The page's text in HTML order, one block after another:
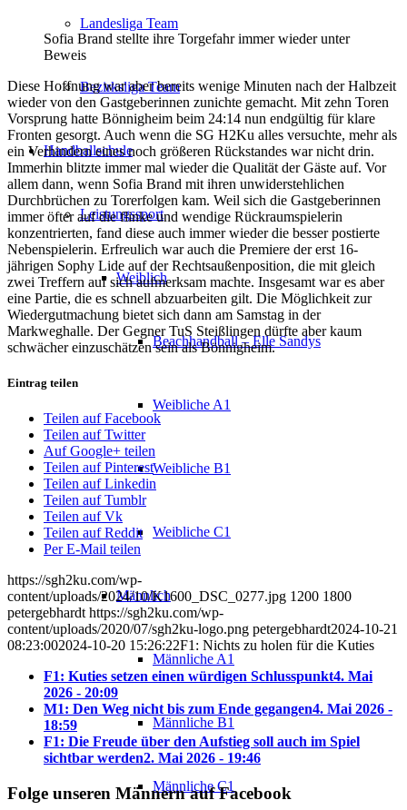
Landesliga Team
Bezirksliga Team
Handballschule
Leistungssport
Weiblich
Beachhandball – Elle Sandys
Weibliche A1
Weibliche B1
Weibliche C1
Männlich
Männliche A1
Männliche B1
Männliche C1
Sofia Brand stellte ihre Torgefahr immer wieder unter
Beweis
Diese Hoffnung war aber bereits wenige Minuten nach der Halbzeit
wieder von den Gastgeberinnen zunichte gemacht. Mit zehn Toren
Vorsprung hatte Bönnigheim beim 24:14 nun endgültig für klare
Fronten gesorgt. Auch wenn die SG H2Ku alles versuchte, mehr als
ein Verhindern eines noch größeren Rückstandes war nicht drin.
Immerhin blitzte immer mal wieder die Qualität der Gäste auf. Vor
allem dann, wenn Sofia Brand mit ihren unwiderstehlichen
Durchbrüchen zu Torerfolgen kam. Weil sich die Gastgeberinnen
immer öfter auf die flinke und wendige Rückraumspielerin
konzentrierten, fand diese auch immer wieder die besser postierte
Nebenspielerin. Erfreulich war auch die Premiere der erst 16-
jährigen Sophy Lide auf der Rechtsaußenposition, die mit gleich
zwei Treffern auf sich aufmerksam machte. Insgesamt war es aber
eine Partie, die es schnell abzuarbeiten gilt. Die Möglichkeit zur
Wiedergutmachung bietet sich dann am Samstag in der
Markweghalle. Der Gegner TuS Steißlingen dürfte aber kaum
schwächer einzuschätzen sein als Bönnigheim.
Eintrag teilen
Teilen auf Facebook
Teilen auf Twitter
Auf Google+ teilen
Teilen auf Pinterest
Teilen auf Linkedin
Teilen auf Tumblr
Teilen auf Vk
Teilen auf Reddit
Per E-Mail teilen
https://sgh2ku.com/wp-
content/uploads/2024/10/K1600_DSC_0277.jpg 1200 1800
petergebhardt https://sgh2ku.com/wp-
content/uploads/2020/07/sgh2ku-logo.png petergebhardt2024-10-21
08:23:002024-10-20 15:26:22F1: Nichts zu holen für die Kuties
F1: Kuties setzen einen würdigen Schlusspunkt4. Mai
2026 - 20:09
M1: Den Weg nicht bis zum Ende gegangen4. Mai 2026 -
18:59
F1: Die Freude über den Aufstieg soll auch im Spiel
sichtbar werden2. Mai 2026 - 19:46
Folge unseren Männern auf Facebook